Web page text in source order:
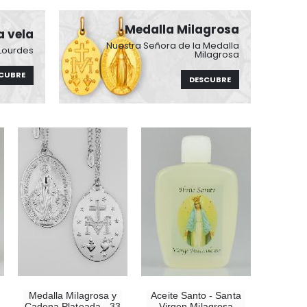
vela Medalla Milagrosa
Nuestra Señora de la Medalla
Milagrosa
DESCUBRE
Medalla Milagrosa y
Aceite Santo - Santa
€15.00 €13.50